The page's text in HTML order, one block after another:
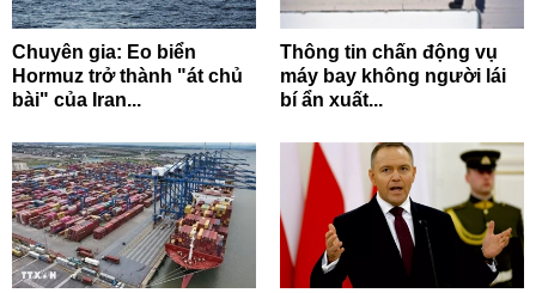
Chuyên gia: Eo biển
Hormuz trở thành "át chủ
bài" của Iran...
Thông tin chấn động vụ
máy bay không người lái
bí ẩn xuất...